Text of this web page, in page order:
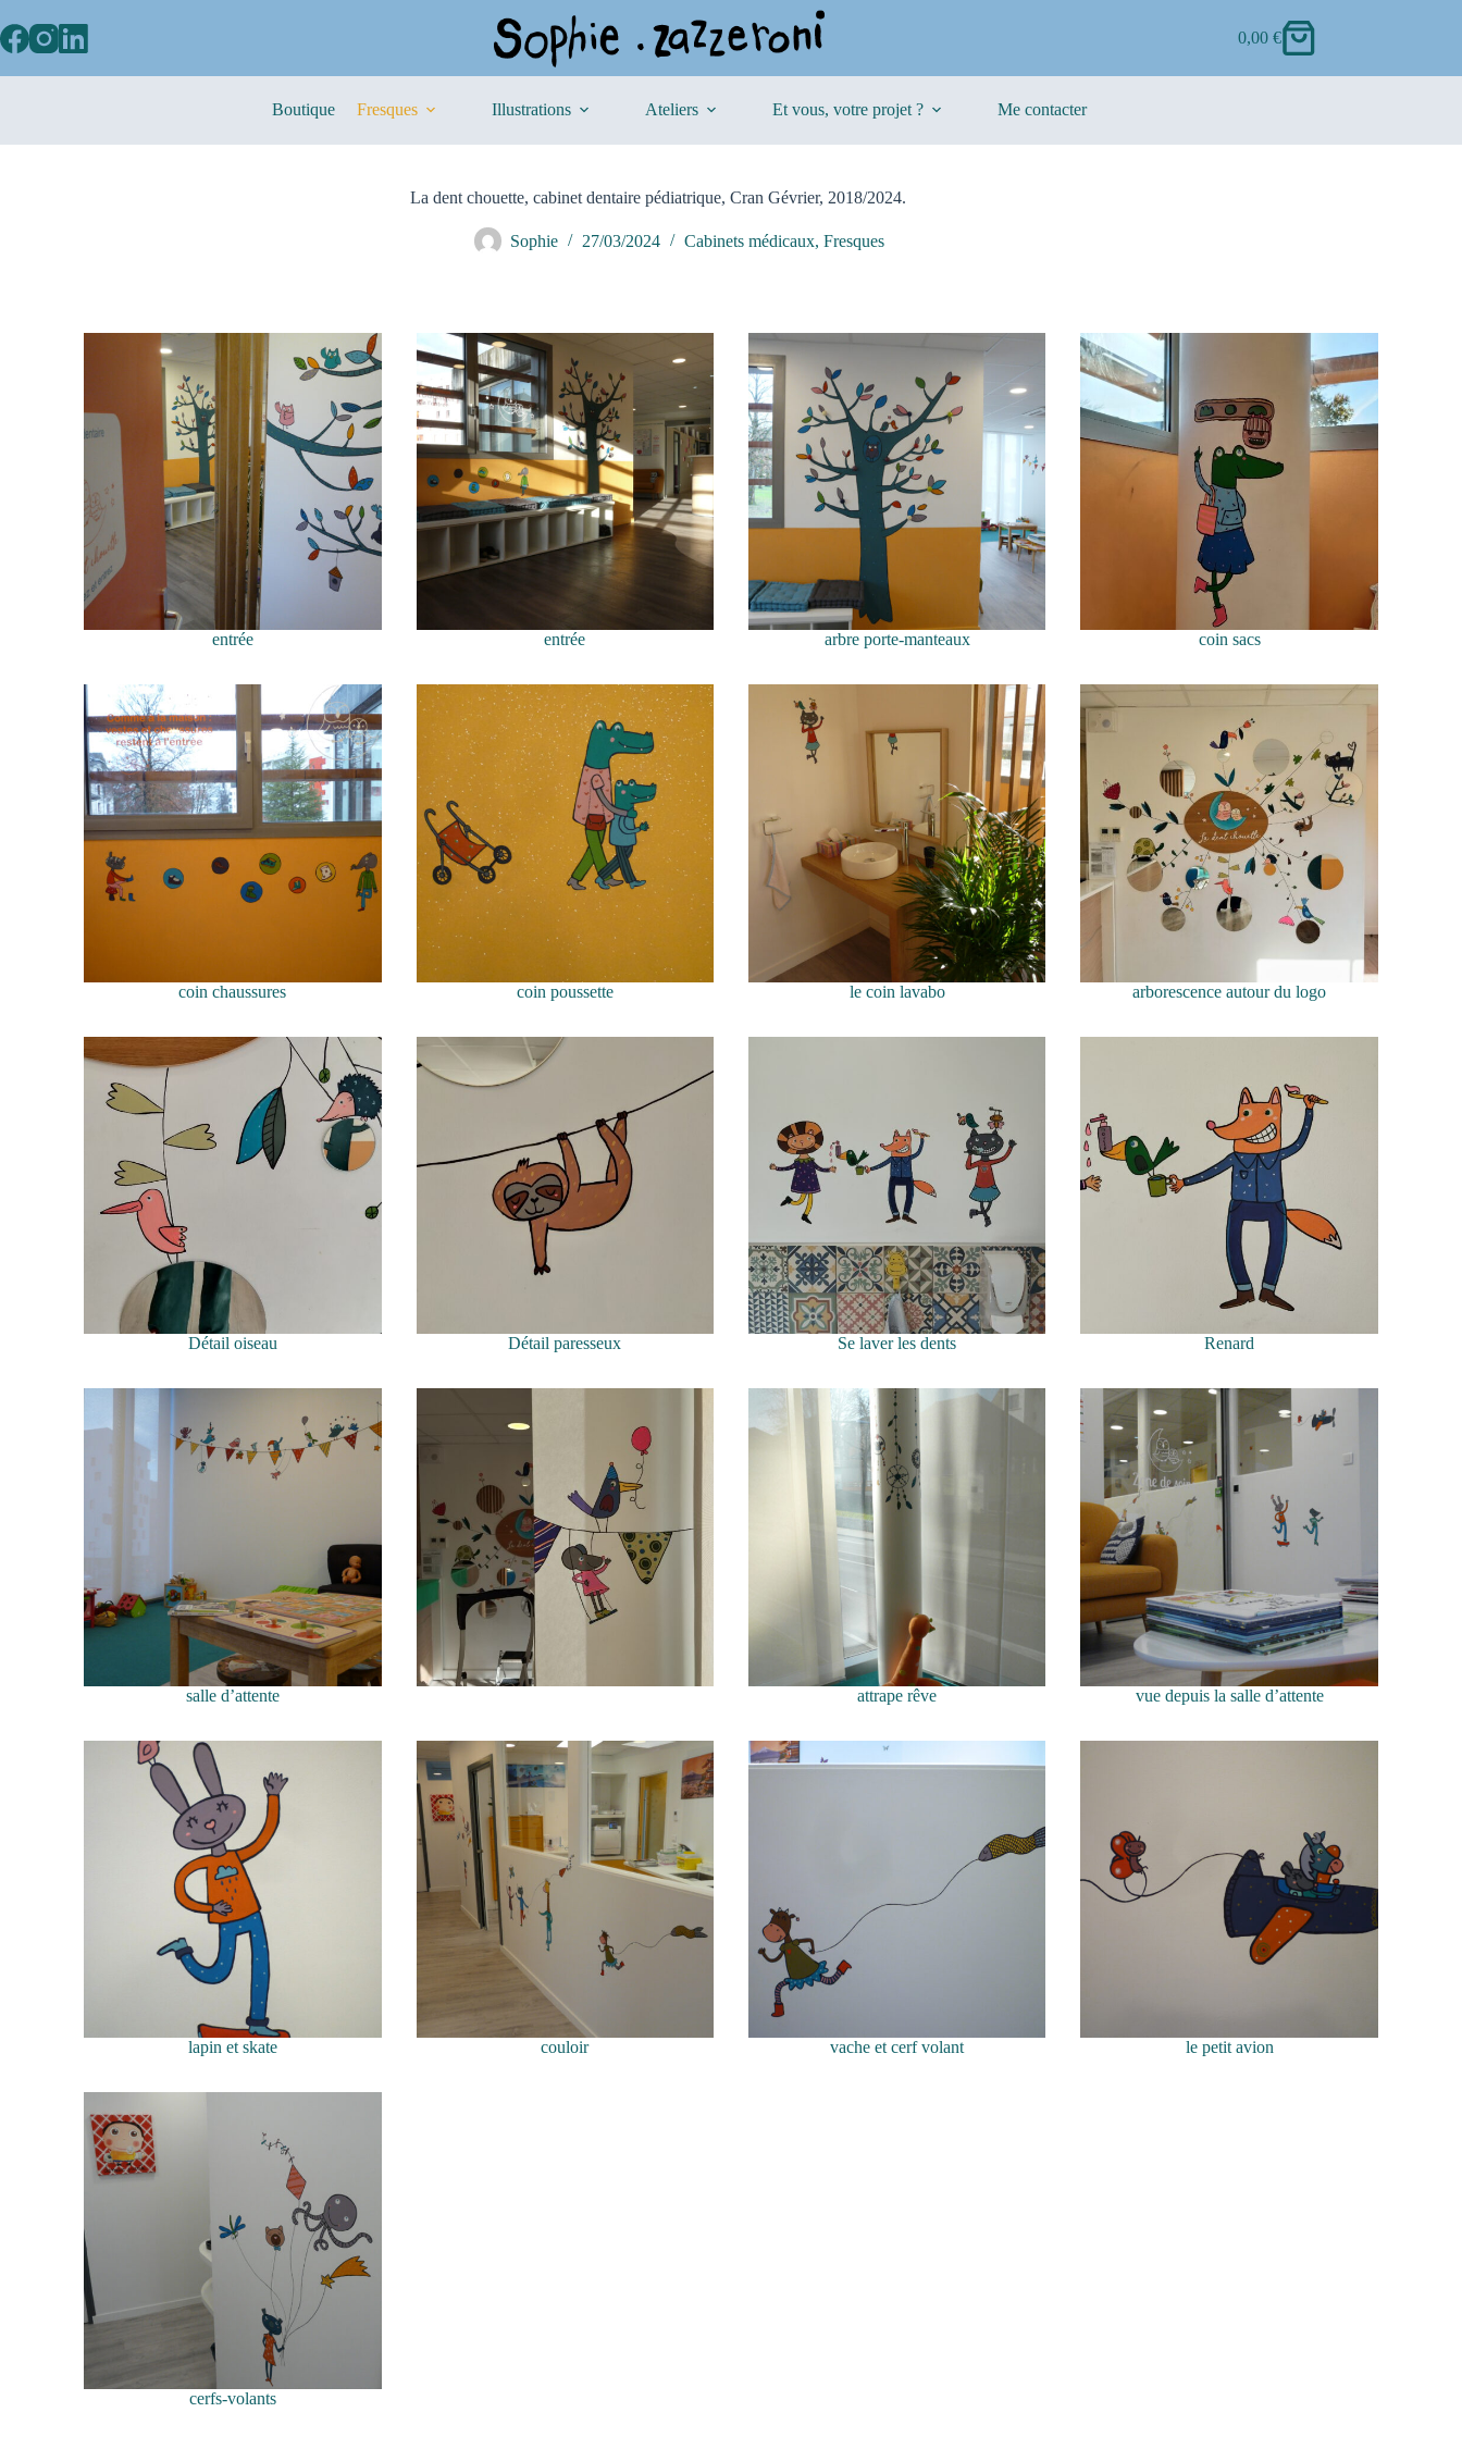
0,00 €
Boutique Fresques Illustrations Ateliers Et vous, votre projet ? Me contacter
La dent chouette, cabinet dentaire pédiatrique, Cran Gévrier, 2018/2024.
Sophie 27/03/2024 Cabinets médicaux,Fresques
entrée entrée arbre porte-manteaux coin sacs
coin chaussures coin poussette le coin lavabo arborescence autour du logo
Détail oiseau Détail paresseux Se laver les dents Renard
salle d’attente attrape rêve vue depuis la salle d’attente
lapin et skate couloir vache et cerf volant le petit avion
cerfs-volants